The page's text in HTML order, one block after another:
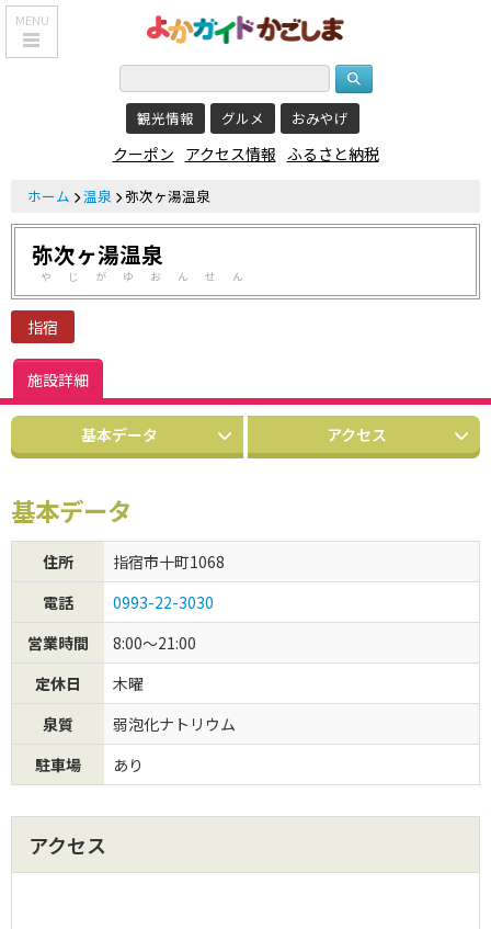
MENU
鹿児島基本情報
食べる・飲む
おみやげを買う
温泉
レジャー&
リラクゼーション
初めてご利用の方
クーポンご利用について
観光情報 グルメ おみやげ
クーポン アクセス情報 ふるさと納税
ホーム 温泉 弥次ヶ湯温泉
弥次ヶ湯温泉
やじがゆおんせん
指宿
施設詳細
基本データ アクセス
基本データ
住所
指宿市十町1068
電話
0993-22-3030
営業時間
8:00～21:00
定休日
木曜
泉質
弱泡化ナトリウム
駐車場
あり
アクセス